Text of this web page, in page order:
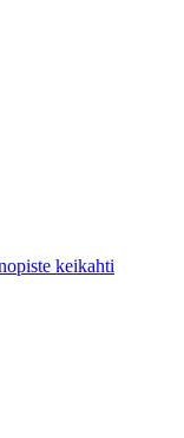
keikahti